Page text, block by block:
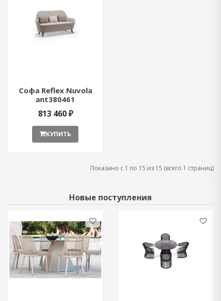
Софа Reflex Nuvola
ant380461
813 460 ₽
КУПИТЬ
Показано с 1 по 15 из 15 (всего 1 страниц)
Новые поступления